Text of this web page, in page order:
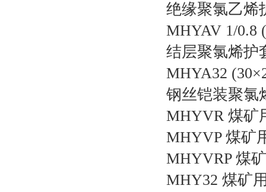
绝缘聚氯乙烯
MHYAV 1/0.8
结层聚氯烯护
MHYA32
钢丝铠装聚氯
MHYVR 煤矿
MHYVP 煤矿
MHYVRP 煤
MHY32 煤矿